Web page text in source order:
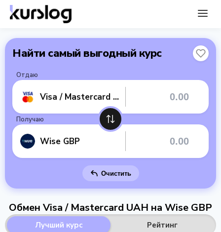
Найти самый выгодный курс
Отдаю
Visa / Mastercard UAH
Получаю
Wise GBP
Очистить
Обмен Visa / Mastercard UAH на Wise GBP
Лучший курс Рейтинг